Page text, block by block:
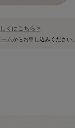
くはこちら >
ムからお申し込みください。